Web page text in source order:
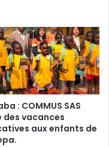
: COMMUS SAS
des vacances
aux enfants de